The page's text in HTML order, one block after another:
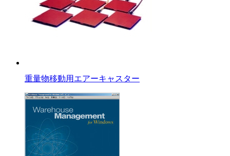
重量物移動用エアーキャスター